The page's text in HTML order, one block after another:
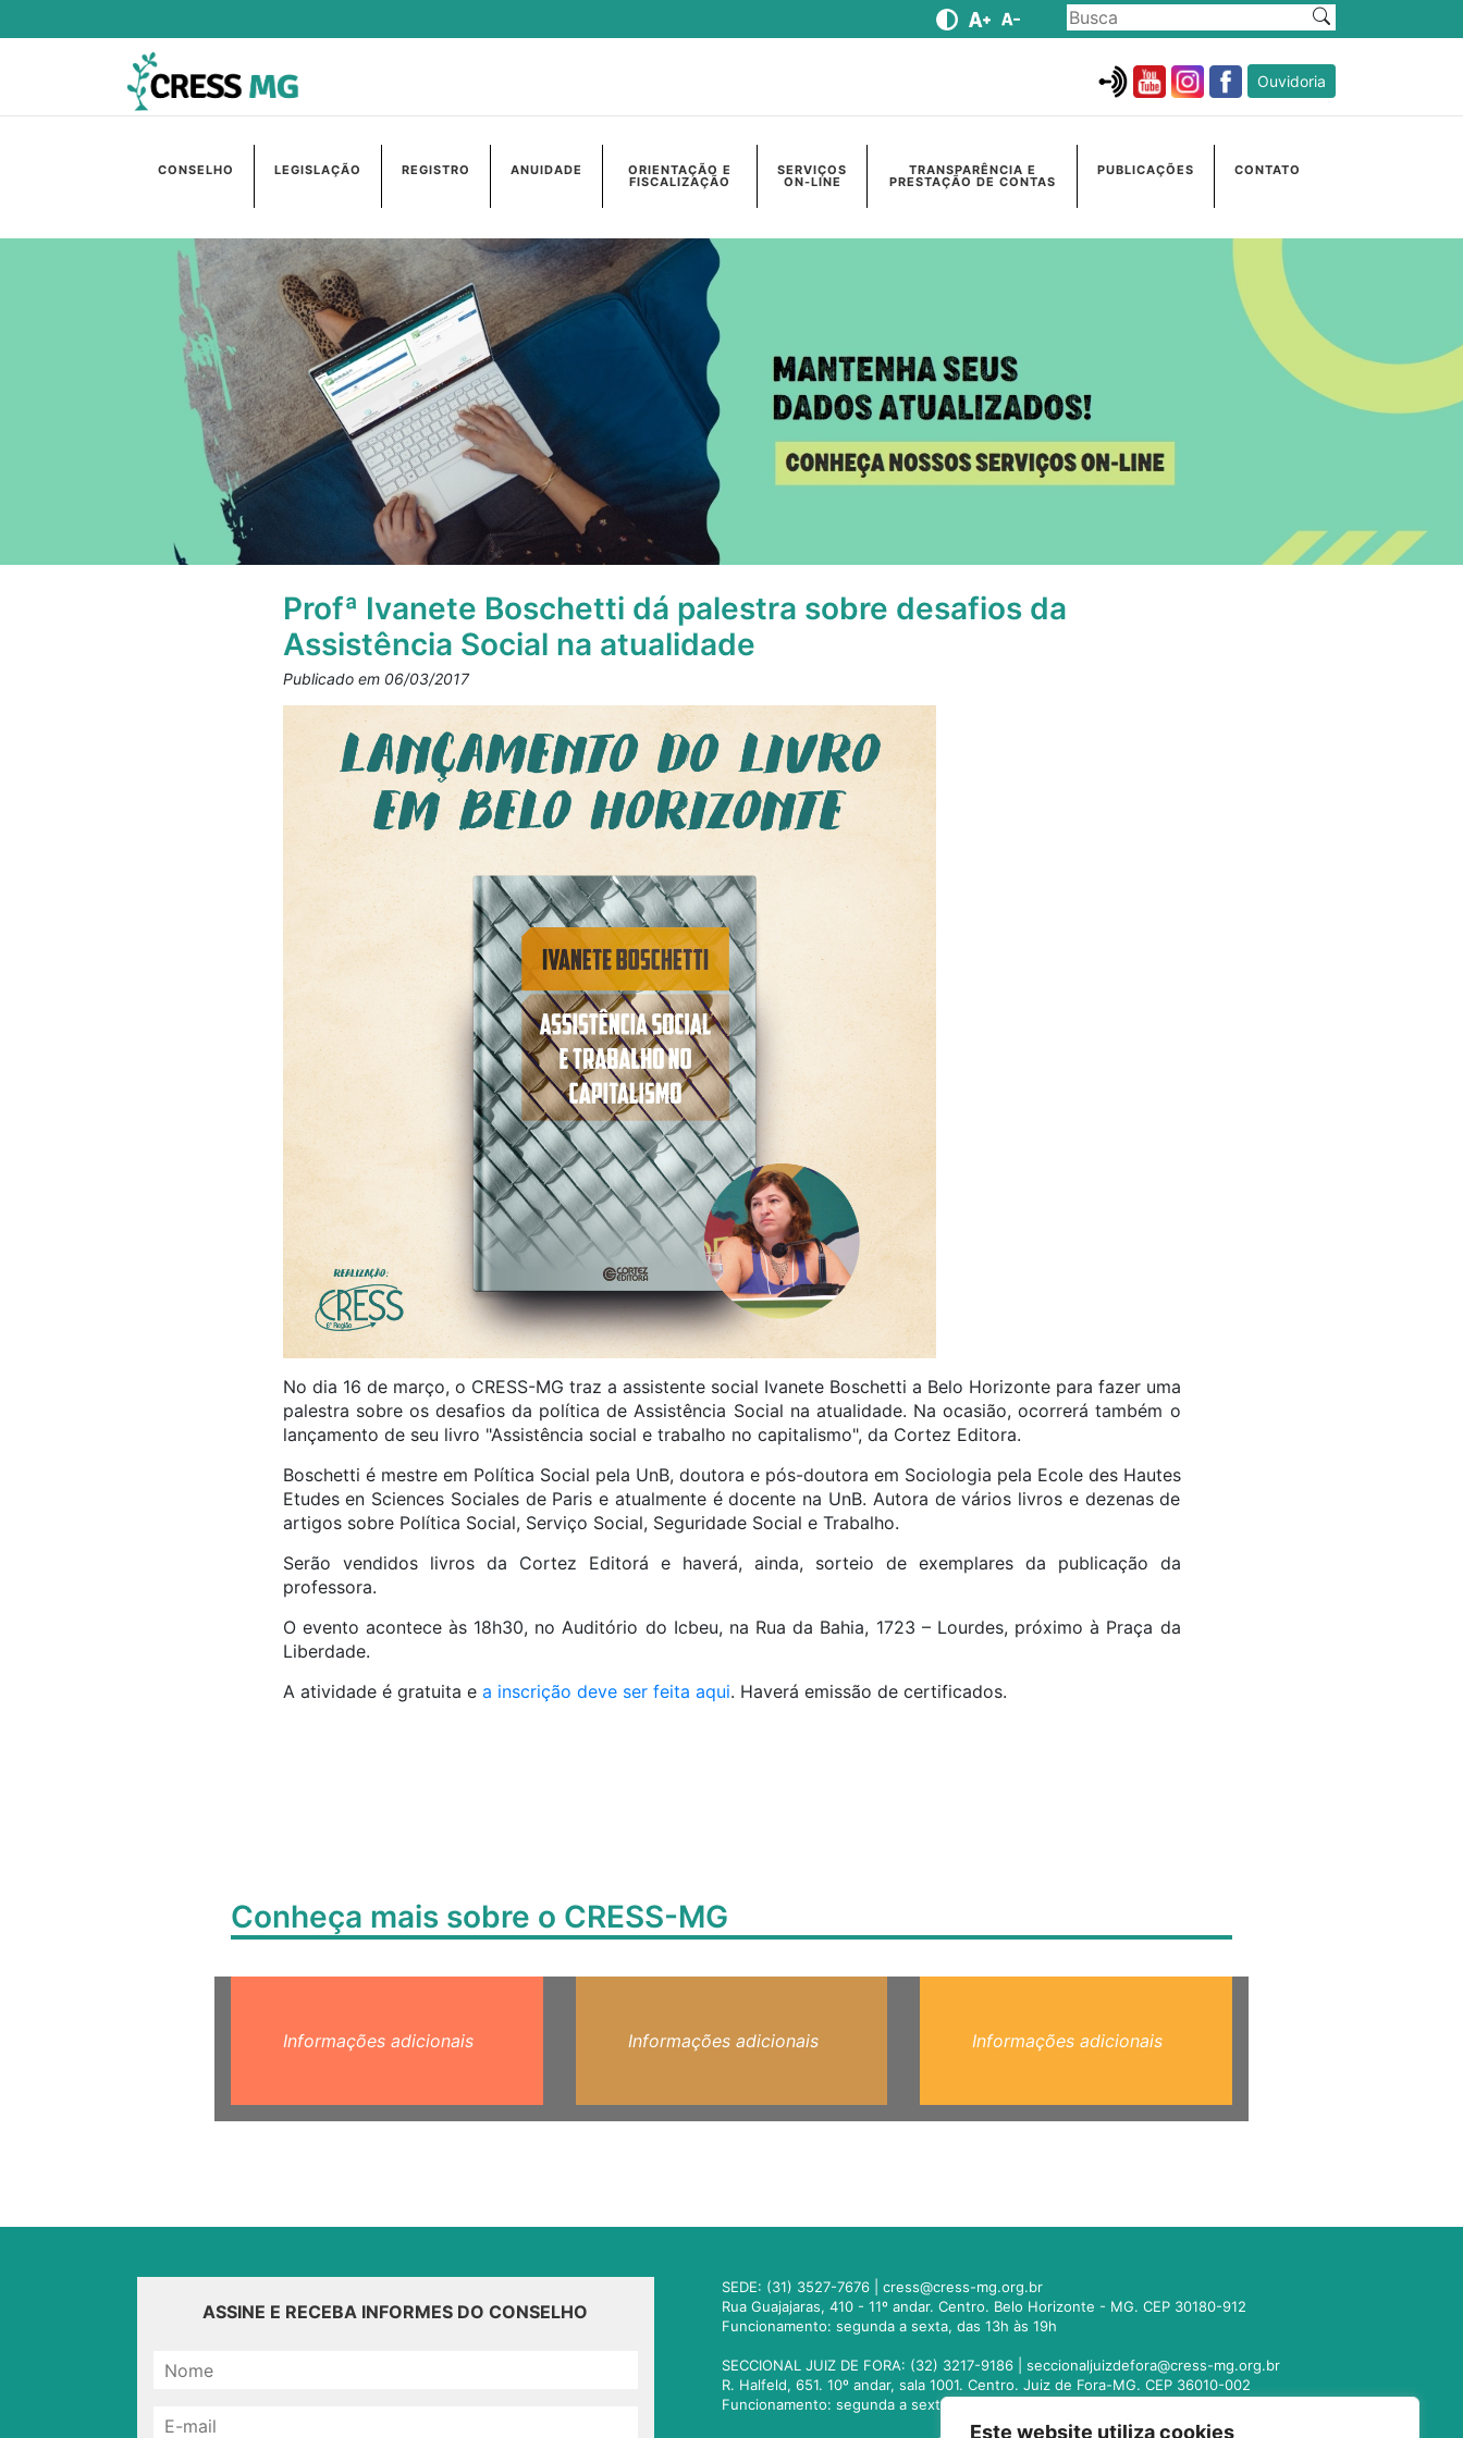
Este website utiliza cookies
Ouvidoria
CONSELHO LEGISLAÇÃO REGISTRO ANUIDADE ORIENTAÇÃO E
FISCALIZAÇÃO
SERVIÇOS
ON-LINE
TRANSPARÊNCIA E
PRESTAÇÃO DE CONTAS
PUBLICAÇÕES CONTATO
Profª Ivanete Boschetti dá palestra sobre desafios da
Assistência Social na atualidade
Publicado em 06/03/2017
No dia 16 de março, o CRESS-MG traz a assistente social Ivanete Boschetti a Belo Horizonte para fazer uma
palestra sobre os desafios da política de Assistência Social na atualidade. Na ocasião, ocorrerá também o
lançamento de seu livro "Assistência social e trabalho no capitalismo", da Cortez Editora.
Boschetti é mestre em Política Social pela UnB, doutora e pós-doutora em Sociologia pela Ecole des Hautes
Etudes en Sciences Sociales de Paris e atualmente é docente na UnB. Autora de vários livros e dezenas de
artigos sobre Política Social, Serviço Social, Seguridade Social e Trabalho.
Serão vendidos livros da Cortez Editorá e haverá, ainda, sorteio de exemplares da publicação da
professora.
O evento acontece às 18h30, no Auditório do Icbeu, na Rua da Bahia, 1723 – Lourdes, próximo à Praça da
Liberdade.
A atividade é gratuita e a inscrição deve ser feita aqui. Haverá emissão de certificados.
Conheça mais sobre o CRESS-MG
Informações adicionais Informações adicionais Informações adicionais
ASSINE E RECEBA INFORMES DO CONSELHO
SEDE: (31) 3527-7676 |cress@cress-mg.org.br
Rua Guajajaras, 410 - 11º andar. Centro. Belo Horizonte - MG. CEP 30180-912
Funcionamento: segunda a sexta, das 13h às 19h
SECCIONAL JUIZ DE FORA: (32) 3217-9186 |seccionaljuizdefora@cress-mg.org.br
R. Halfeld, 651. 10º andar, sala 1001. Centro. Juiz de Fora-MG. CEP 36010-002
Funcionamento: segunda a sexta, das 13h às 19h